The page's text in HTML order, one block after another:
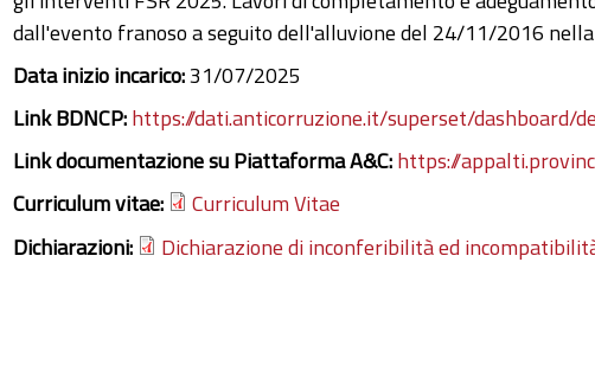
dall'evento franoso a seguito dell'alluvione del 24/11/2016
Data inizio incarico:31/07/2025
Link BDNCP:https://dati.anticorruzione.it/superset/dashboard/
Link documentazione su Piattaforma A&C:https://
Curriculum vitae:
Curriculum Vitae
Dichiarazioni:
Dichiarazione di inconferibilità ed